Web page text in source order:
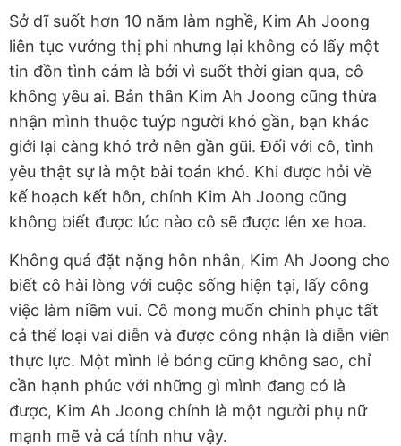
Sở dĩ suốt hơn 10 năm làm nghề, Kim Ah Joong
liên tục vướng thị phi nhưng lại không có lấy một
tin đồn tình cảm là bởi vì suốt thời gian qua, cô
không yêu ai. Bản thân Kim Ah Joong cũng thừa
nhận mình thuộc tuýp người khó gần, bạn khác
giới lại càng khó trở nên gần gũi. Đối với cô, tình
yêu thật sự là một bài toán khó. Khi được hỏi về
kế hoạch kết hôn, chính Kim Ah Joong cũng
không biết được lúc nào cô sẽ được lên xe hoa.
Không quá đặt nặng hôn nhân, Kim Ah Joong cho
biết cô hài lòng với cuộc sống hiện tại, lấy công
việc làm niềm vui. Cô mong muốn chinh phục tất
cả thể loại vai diễn và được công nhận là diễn viên
thực lực. Một mình lẻ bóng cũng không sao, chỉ
cần hạnh phúc với những gì mình đang có là
được, Kim Ah Joong chính là một người phụ nữ
mạnh mẽ và cá tính như vậy.